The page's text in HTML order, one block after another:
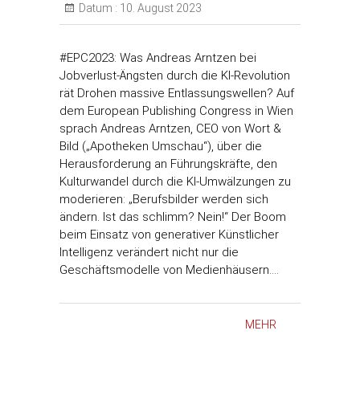
Datum : 10. August 2023
#EPC2023: Was Andreas Arntzen bei
Jobverlust-Ängsten durch die KI-Revolution
rät Drohen massive Entlassungswellen? Auf
dem European Publishing Congress in Wien
sprach Andreas Arntzen, CEO von Wort &
Bild („Apotheken Umschau“), über die
Herausforderung an Führungskräfte, den
Kulturwandel durch die KI-Umwälzungen zu
moderieren: „Berufsbilder werden sich
ändern. Ist das schlimm? Nein!“ Der Boom
beim Einsatz von generativer Künstlicher
Intelligenz verändert nicht nur die
Geschäftsmodelle von Medienhäusern.…
MEHR